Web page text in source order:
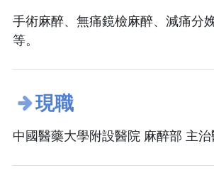
手術麻醉、無痛鏡檢麻醉、減痛分
等。
現職
中國醫藥大學附設醫院 麻醉部 主治